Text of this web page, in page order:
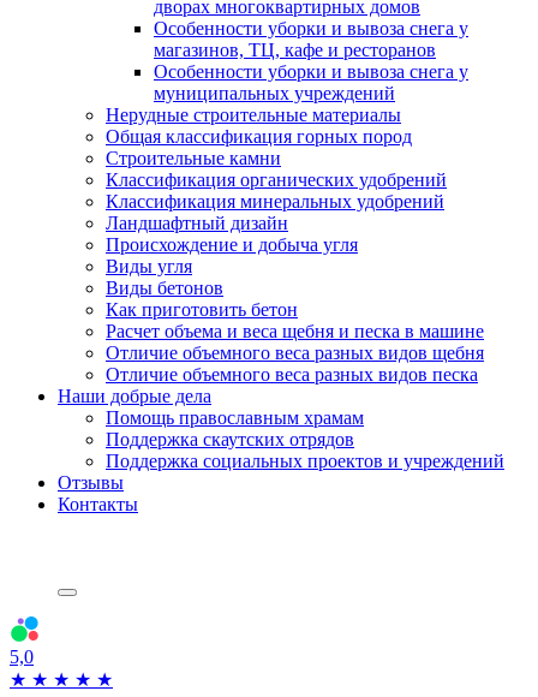
дворах многоквартирных домов
Особенности уборки и вывоза снега у
магазинов, ТЦ, кафе и ресторанов
Особенности уборки и вывоза снега у
муниципальных учреждений
Нерудные строительные материалы
Общая классификация горных пород
Строительные камни
Классификация органических удобрений
Классификация минеральных удобрений
Ландшафтный дизайн
Происхождение и добыча угля
Виды угля
Виды бетонов
Как приготовить бетон
Расчет объема и веса щебня и песка в машине
Отличие объемного веса разных видов щебня
Отличие объемного веса разных видов песка
Наши добрые дела
Помощь православным храмам
Поддержка скаутских отрядов
Поддержка социальных проектов и учреждений
Отзывы
Контакты
5,0
★ ★ ★ ★ ★